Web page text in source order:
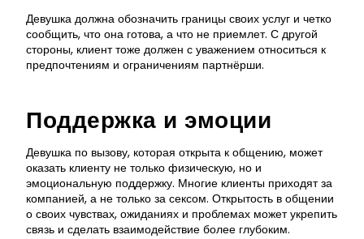
Девушка должна обозначить границы своих услуг и четко
сообщить, что она готова, а что не приемлет. С другой
стороны, клиент тоже должен с уважением относиться к
предпочтениям и ограничениям партнёрши.
Поддержка и эмоции
Девушка по вызову, которая открыта к общению, может
оказать клиенту не только физическую, но и
эмоциональную поддержку. Многие клиенты приходят за
компанией, а не только за сексом. Открытость в общении
о своих чувствах, ожиданиях и проблемах может укрепить
связь и сделать взаимодействие более глубоким.